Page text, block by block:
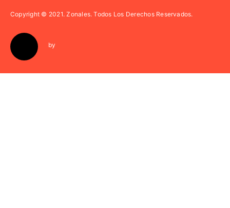
Copyright © 2021.Zonales. Todos Los Derechos Reservados.
by